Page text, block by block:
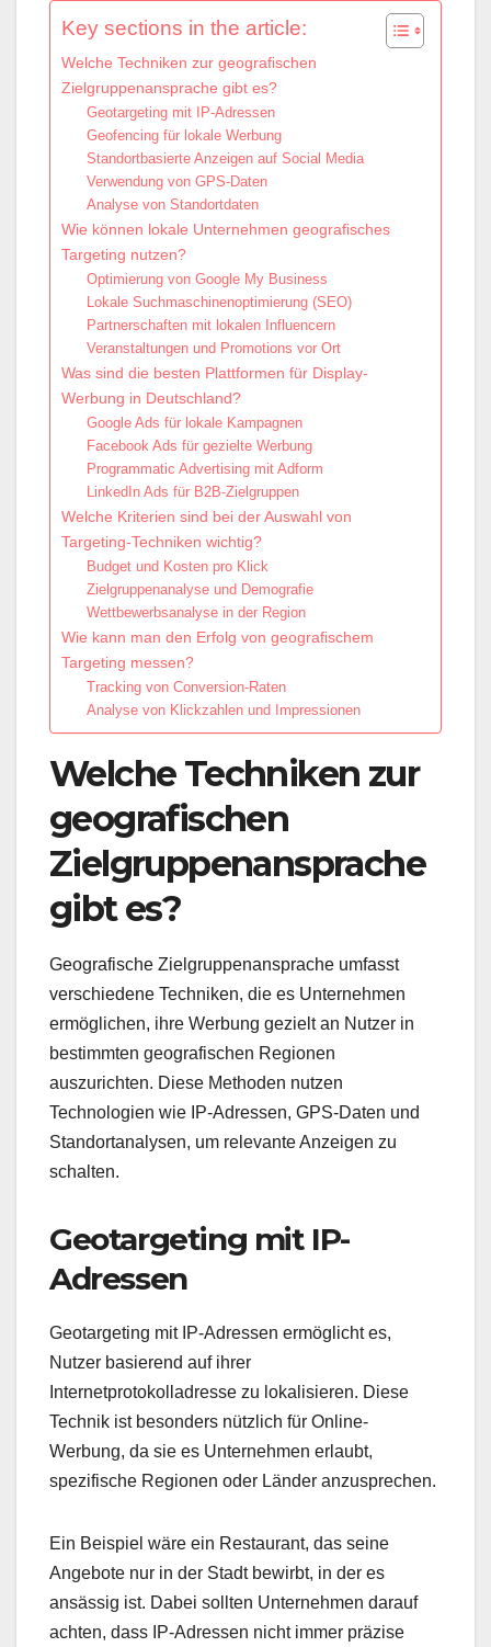
Key sections in the article:
Welche Techniken zur geografischen
Zielgruppenansprache gibt es?
Geotargeting mit IP-Adressen
Geofencing für lokale Werbung
Standortbasierte Anzeigen auf Social Media
Verwendung von GPS-Daten
Analyse von Standortdaten
Wie können lokale Unternehmen geografisches
Targeting nutzen?
Optimierung von Google My Business
Lokale Suchmaschinenoptimierung (SEO)
Partnerschaften mit lokalen Influencern
Veranstaltungen und Promotions vor Ort
Was sind die besten Plattformen für Display-
Werbung in Deutschland?
Google Ads für lokale Kampagnen
Facebook Ads für gezielte Werbung
Programmatic Advertising mit Adform
LinkedIn Ads für B2B-Zielgruppen
Welche Kriterien sind bei der Auswahl von
Targeting-Techniken wichtig?
Budget und Kosten pro Klick
Zielgruppenanalyse und Demografie
Wettbewerbsanalyse in der Region
Wie kann man den Erfolg von geografischem
Targeting messen?
Tracking von Conversion-Raten
Analyse von Klickzahlen und Impressionen
Welche Techniken zur
geografischen
Zielgruppenansprache
gibt es?
Geografische Zielgruppenansprache umfasst
verschiedene Techniken, die es Unternehmen
ermöglichen, ihre Werbung gezielt an Nutzer in
bestimmten geografischen Regionen
auszurichten. Diese Methoden nutzen
Technologien wie IP-Adressen, GPS-Daten und
Standortanalysen, um relevante Anzeigen zu
schalten.
Geotargeting mit IP-
Adressen
Geotargeting mit IP-Adressen ermöglicht es,
Nutzer basierend auf ihrer
Internetprotokolladresse zu lokalisieren. Diese
Technik ist besonders nützlich für Online-
Werbung, da sie es Unternehmen erlaubt,
spezifische Regionen oder Länder anzusprechen.
Ein Beispiel wäre ein Restaurant, das seine
Angebote nur in der Stadt bewirbt, in der es
ansässig ist. Dabei sollten Unternehmen darauf
achten, dass IP-Adressen nicht immer präzise